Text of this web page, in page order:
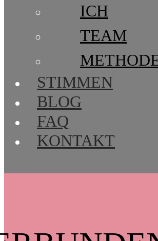
ICH
TEAM
STIMMEN
BLOG
FAQ
KONTAKT